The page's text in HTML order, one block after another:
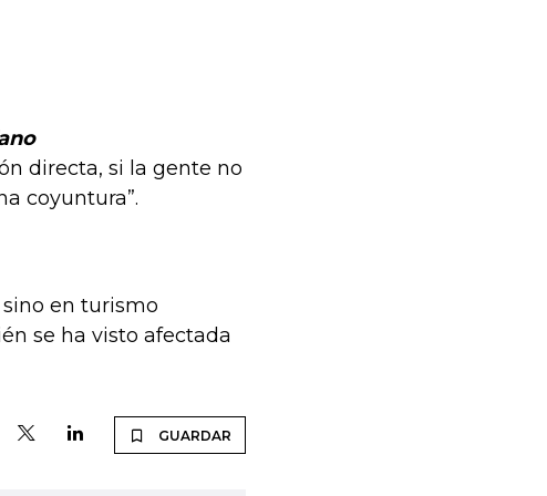
directa, si la gente no
coyuntura”.
en turismo
se ha visto afectada
GUARDAR